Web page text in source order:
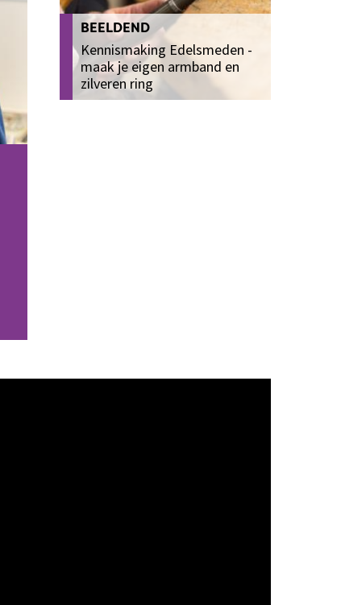
BEELDEND
Kennismaking Edelsmeden -
maak je eigen armband en
zilveren ring